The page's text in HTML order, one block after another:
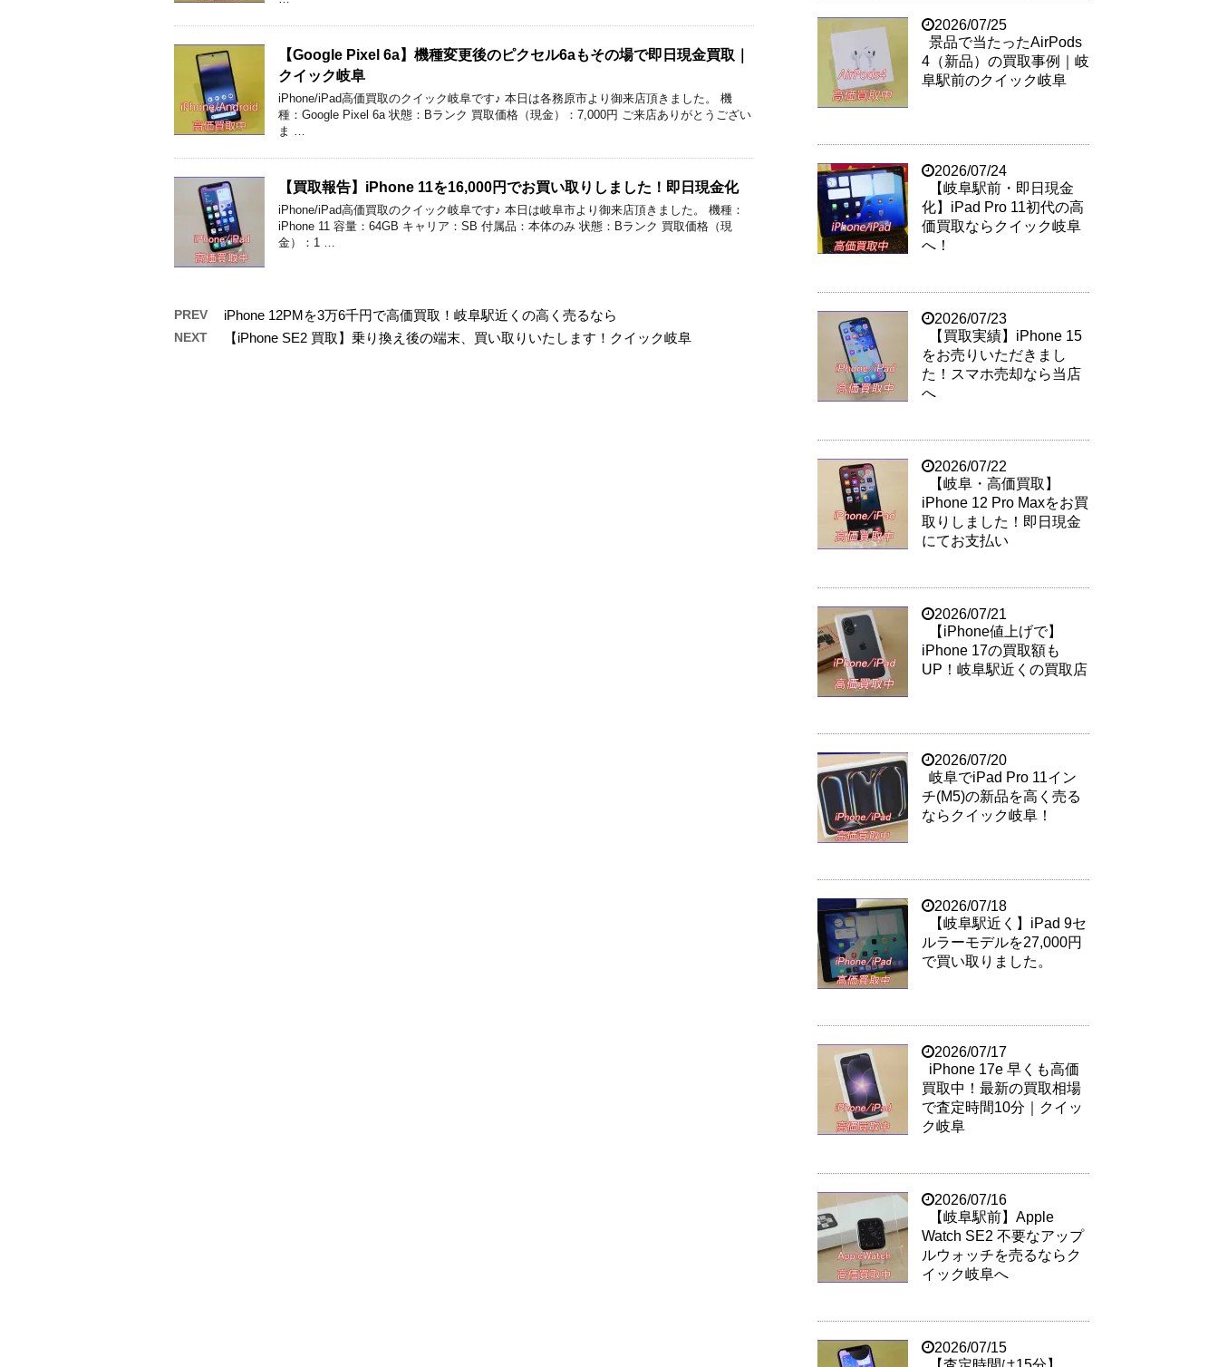
【Google Pixel 6a】機種変更後のピクセル6aもその場で即日現金買取｜
クイック岐阜
iPhone/iPad高価買取のクイック岐阜です♪ 本日は各務原市より御来店頂きました。 機
種：Google Pixel 6a 状態：Bランク 買取価格（現金）：7,000円 ご来店ありがとうござい
ま …
【買取報告】iPhone 11を16,000円でお買い取りしました！即日現金化
iPhone/iPad高価買取のクイック岐阜です♪ 本日は岐阜市より御来店頂きました。 機種：
iPhone 11 容量：64GB キャリア：SB 付属品：本体のみ 状態：Bランク 買取価格（現
金）：1 …
PREV iPhone 12PMを3万6千円で高価買取！岐阜駅近くの高く売るなら
NEXT 【iPhone SE2 買取】乗り換え後の端末、買い取りいたします！クイック岐阜
2026/07/25
景品で当たったAirPods
4（新品）の買取事例｜岐
阜駅前のクイック岐阜
2026/07/24
【岐阜駅前・即日現金
化】iPad Pro 11初代の高
価買取ならクイック岐阜
へ！
2026/07/23
【買取実績】iPhone 15
をお売りいただきまし
た！スマホ売却なら当店
へ
2026/07/22
【岐阜・高価買取】
iPhone 12 Pro Maxをお買
取りしました！即日現金
にてお支払い
2026/07/21
【iPhone値上げで】
iPhone 17の買取額も
UP！岐阜駅近くの買取店
2026/07/20
岐阜でiPad Pro 11イン
チ(M5)の新品を高く売る
ならクイック岐阜！
2026/07/18
【岐阜駅近く】iPad 9セ
ルラーモデルを27,000円
で買い取りました。
2026/07/17
iPhone 17e 早くも高価
買取中！最新の買取相場
で査定時間10分｜クイッ
ク岐阜
2026/07/16
【岐阜駅前】Apple
Watch SE2 不要なアップ
ルウォッチを売るならク
イック岐阜へ
2026/07/15